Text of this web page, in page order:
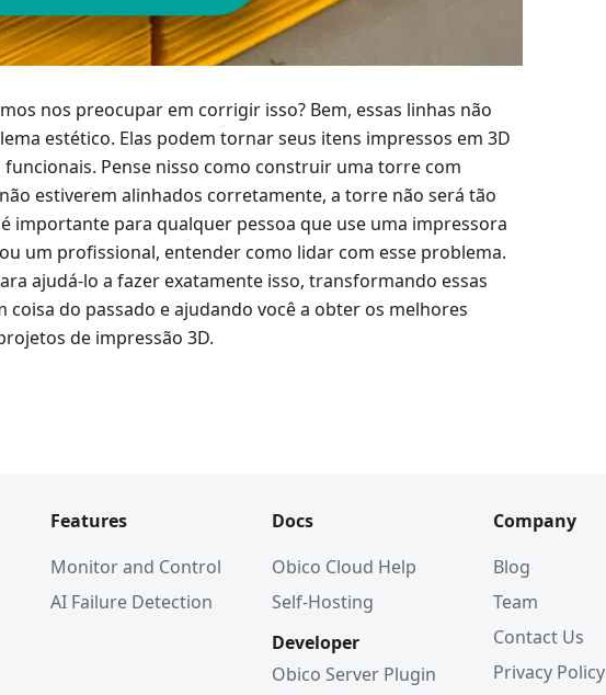
nos preocupar em corrigir isso? Bem, essas linhas não
estético. Elas podem tornar seus itens impressos em 3D
funcionais. Pense nisso como construir uma torre com
estiverem alinhados corretamente, a torre não será tão
importante para qualquer pessoa que use uma impressora
um profissional, entender como lidar com esse problema.
ajudá-lo a fazer exatamente isso, transformando essas
coisa do passado e ajudando você a obter os melhores
de impressão 3D.
Features
Monitor and Control
AI Failure Detection
Docs
Obico Cloud Help
Self-Hosting
Developer
Obico Server Plugin
Company
Blog
Team
Contact Us
Privacy Policy